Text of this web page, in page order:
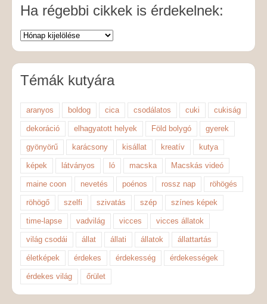
Ha régebbi cikkek is érdekelnek:
Témák kutyára
aranyos boldog cica csodálatos cuki cukiság
dekoráció elhagyatott helyek Föld bolygó gyerek
gyönyörű karácsony kisállat kreatív kutya
képek látványos ló macska Macskás videó
maine coon nevetés poénos rossz nap röhögés
röhögő szelfi szivatás szép színes képek
time-lapse vadvilág vicces vicces állatok
világ csodái állat állati állatok állattartás
életképek érdekes érdekesség érdekességek
érdekes világ őrület